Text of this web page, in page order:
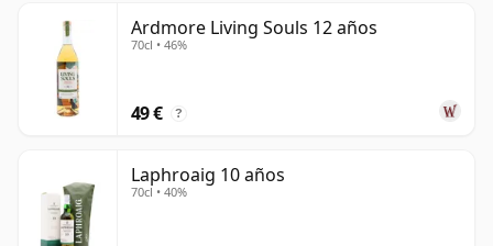
Ardmore Living Souls 12 años
70cl • 46%
49 € ?
Laphroaig 10 años
70cl • 40%